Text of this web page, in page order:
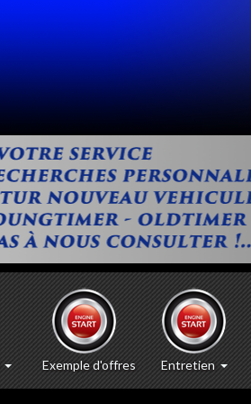
Exemple d'offres Entretien